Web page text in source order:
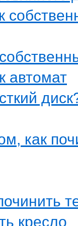
автомат
как
кресло